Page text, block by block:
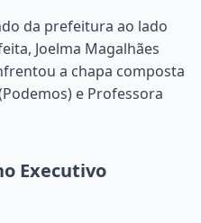
da prefeitura ao lado
Joelma Magalhães
a chapa composta
e Professora
Executivo